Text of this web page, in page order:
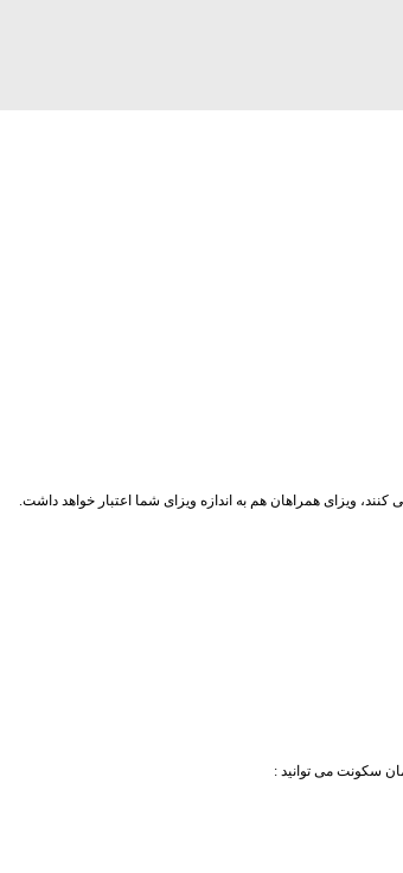
ویزای همراهان هم به اندازه ویزای شما اعتبار خواهد داشت.
سکونت می توانید :